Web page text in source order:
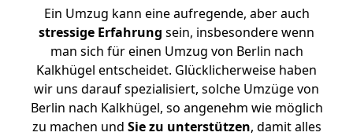
Ein Umzug kann eine aufregende, aber auch
stressige Erfahrung sein, insbesondere wenn
man sich für einen Umzug von Berlin nach
Kalkhügel entscheidet. Glücklicherweise haben
wir uns darauf spezialisiert, solche Umzüge von
Berlin nach Kalkhügel, so angenehm wie möglich
zu machen und Sie zu unterstützen, damit alles